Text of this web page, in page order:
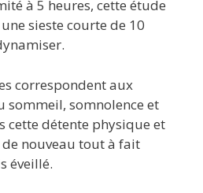
à 5 heures, cette étude
sieste courte de 10
correspondent aux
sommeil, somnolence et
cette détente physique et
nouveau tout à fait
éveillé.